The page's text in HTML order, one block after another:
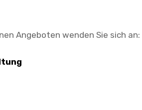
Angeboten wenden Sie sich an: